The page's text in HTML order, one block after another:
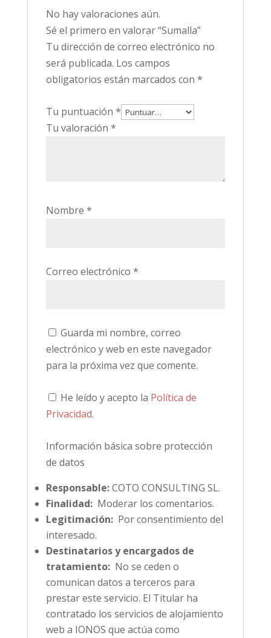
No hay valoraciones aún.
Sé el primero en valorar “Sumalla”
Tu dirección de correo electrónico no
será publicada. Los campos
obligatorios están marcados con *
Tu puntuación *
Tu valoración *
Nombre *
Correo electrónico *
Guarda mi nombre, correo
electrónico y web en este navegador
para la próxima vez que comente.
He leído y acepto la Política de
Privacidad.
Información básica sobre protección
de datos
Responsable:COTO CONSULTING SL.
Finalidad:Moderar los comentarios.
Legitimación:Por consentimiento del
interesado.
Destinatarios y encargados de
tratamiento:No se ceden o
comunican datos a terceros para
prestar este servicio. El Titular ha
contratado los servicios de alojamiento
web a IONOS que actúa como